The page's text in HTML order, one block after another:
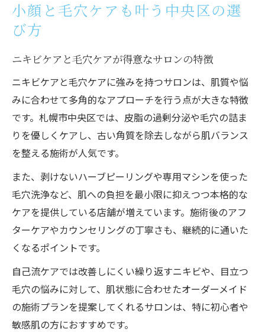
小顔と毛穴ケアも叶う中央区の選
び方
ニキビケアと毛穴ケアが得意なサロンの特徴
ニキビケアと毛穴ケアに強みを持つサロンは、肌質や悩
みに合わせて多角的なアプローチを行う点が大きな特徴
です。札幌市中央区では、皮脂の過剰分泌や毛穴の詰ま
りを優しくケアし、古い角質を除去しながら肌バランス
を整える施術が人気です。
また、剥けないハーブピーリングや専用マシンを使った
毛穴洗浄など、肌への負担を最小限に抑えつつ本格的な
ケアを提供している店舗が増えています。施術後のアフ
ターケアやカウンセリングの丁寧さも、継続的に通いた
くなるポイントです。
自己流ケアでは改善しにくい繰り返すニキビや、目立つ
毛穴の悩みに対して、肌状態に合わせたオーダーメイド
の施術プランを提案してくれるサロンは、特に初心者や
敏感肌の方におすすめです。